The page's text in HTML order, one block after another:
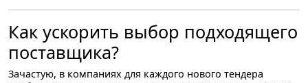
Как ускорить выбор подходящего
поставщика?
Зачастую, в компаниях для каждого нового тендера